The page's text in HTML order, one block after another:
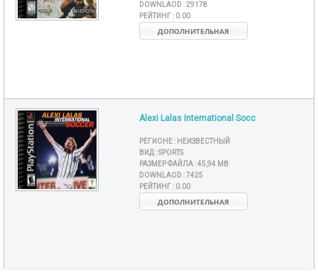
DOWNLAOD :29178
РЕЙТИНГ : 0.00
ДОПОЛНИТЕЛЬНАЯ
Alexi Lalas International Socc
РЕГИОНЕ : НЕИЗВЕСТНЫЙ
ВИД :SPORTS
РАЗМЕР ФАЙЛА :45,94 MB
DOWNLAOD :7425
РЕЙТИНГ : 0.00
ДОПОЛНИТЕЛЬНАЯ